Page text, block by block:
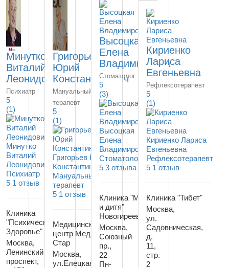
Минутко
Виталий
Леонидович
Психиатр
5
(1)
Минутко
Виталий
Леонидович
Психиатр
5 1 отзыв
Клиника
"Психическое
Здоровье"
Москва,
Ленинский
проспект,
Григорьев
Юрий
Константинович
Мануальный
терапевт
5
(1)
Григорьев Юрий
Константинович
Мануальный
терапевт
5 1 отзыв
Медицинский
центр Мед
Стар
Москва,
ул.Елецкая,
Высоцкая
Елена
Владимировна
Стоматолог
5
(3)
Высоцкая
Елена
Владимировна
Стоматолог
5 3 отзыва
Клиника "Мать
и дитя"
Новогиреево
Москва,
Союзный
пр.,
22
Пн-
Кириенко
Лариса
Евгеньевна
Рефлексотерапевт
5
(1)
Кириенко Лариса
Евгеньевна
Рефлексотерапевт
5 1 отзыв
Клиника "Тибет"
Москва,
ул.
Садовническая,
д.
11,
стр.
2